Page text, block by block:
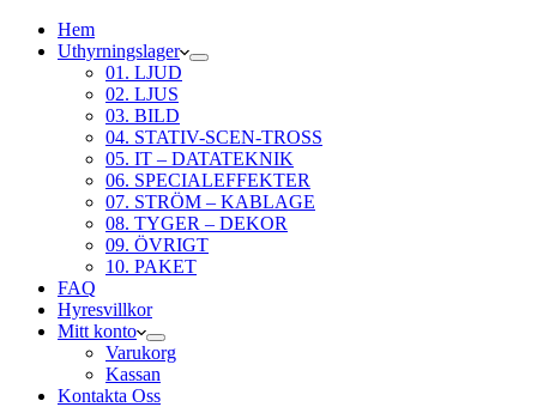
Hem
Uthyrningslager
01. LJUD
02. LJUS
03. BILD
04. STATIV-SCEN-TROSS
05. IT – DATATEKNIK
06. SPECIALEFFEKTER
07. STRÖM – KABLAGE
08. TYGER – DEKOR
09. ÖVRIGT
10. PAKET
FAQ
Hyresvillkor
Mitt konto
Varukorg
Kassan
Kontakta Oss